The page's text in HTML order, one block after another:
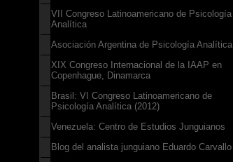
VII Congreso Latinoamericano de Psicología
Analítica
Asociación Argentina de Psicología Analítica
XIX Congreso Internacional de la IAAP en
Copenhague, Dinamarca
Brasil: VI Congreso Latinoamericano de
Psicología Analítica (2012)
Venezuela: Centro de Estudios Junguianos
Blog del analista junguiano Eduardo Carvallo